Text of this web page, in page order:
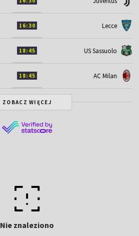
16:30 Lecce
18:45 US Sassuolo
18:45 AC Milan
ZOBACZ WIĘCEJ
Nie znaleziono